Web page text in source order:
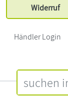
Widerruf
Händler Login